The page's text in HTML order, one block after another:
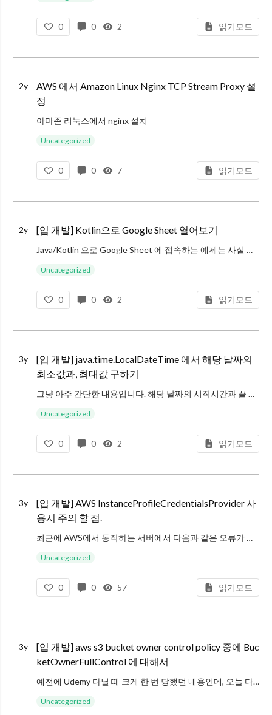
0 0 2 읽기모드
2y
AWS 에서 Amazon Linux Nginx TCP Stream Proxy 설
정
아마존 리눅스에서 nginx 설치
sudo amazon-linux-extras install nginx1
sudo yum install nginx-mod-s
Uncategorized
0 0 7 읽기모드
2y [입 개발] Kotlin으로 Google Sheet 열어보기
Java/Kotlin 으로 Google Sheet 에 접속하는 예제는 사실 구글에 아주 잘 나와있다. https://developers.google.com/sheets/api/quickstart/java?hl=ko 를 보면 샘플
Uncategorized
0 0 2 읽기모드
3y
[입 개발] java.time.LocalDateTime 에서 해당 날짜의
최소값과, 최대값 구하기
그냥 아주 간단한 내용입니다. 해당 날짜의 시작시간과 끝 시간을 만들고 싶을때가 있는데. LocalDate 를 쓰면 asStartOfDay 라는 메서드를 통해서 쉽게 시작 시간을 구할 수 있습니다.
import java.time.
Uncategorized
0 0 2 읽기모드
3y
[입 개발] AWS InstanceProfileCredentialsProvider 사
용시 주의 할 점.
최근에 AWS에서 동작하는 서버에서 다음과 같은 오류가 발생하기 시작했습니다.
com.amazonaws.services.s3.model.AmazonS3Exception: The provided token has expired. (
Uncategorized
0 0 57 읽기모드
3y
[입 개발] aws s3 bucket owner control policy 중에 Buc
ketOwnerFullControl 에 대해서
예전에 Udemy 다닐 때 크게 한 번 당했던 내용인데, 오늘 다시 한번 겪어서 정리합니다. 알고나면 큰 이슈도 아니고….
결론부터 말하자면, S3 Bucket 을 생성할때는 그냥 BucketOwnerFullControl 설정하
Uncategorized